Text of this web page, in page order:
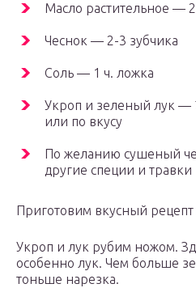
Масло растительное —
Чеснок — 2-3 зубчика
Соль — 1 ч. ложка
Укроп и зеленый лук
или по вкусу
По желанию сушеный
другие специи и травки
Приготовим вкусный
Укроп и лук рубим ножом.
особенно лук. Чем больше
тоньше нарезка.